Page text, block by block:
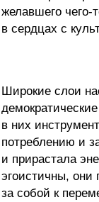
желавшего чего-
в сердцах с
Широкие слои
в них
потреблению и
и прирастала
эгоистичны, они
за собой к